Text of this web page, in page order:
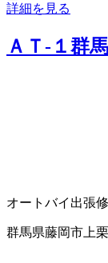
詳細を見る
ＡＴ‐１群
オートバイ出張
群馬県藤岡市上